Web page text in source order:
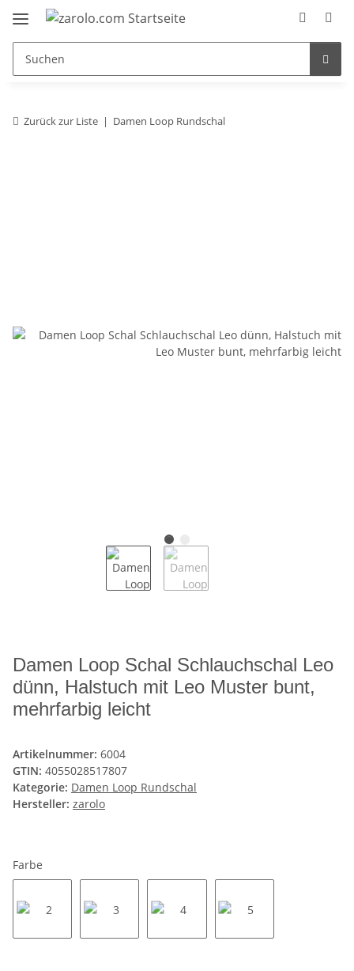
Zurück zur Liste Damen Loop Rundschal
Damen Loop Schal Schlauchschal Leo
dünn, Halstuch mit Leo Muster bunt,
mehrfarbig leicht
Artikelnummer: 6004
GTIN: 4055028517807
Kategorie: Damen Loop Rundschal
Hersteller: zarolo
Farbe